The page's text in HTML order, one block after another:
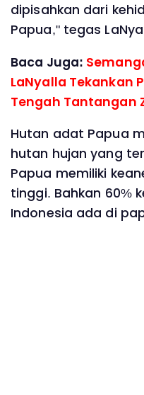
dipisahkan dari
Papua," tegas
Baca Juga:
LaNyalla Tekankan
Tengah Tantangan
Hutan adat Papua
hutan hujan yang
Papua memiliki
tinggi. Bahkan 60%
Indonesia ada di